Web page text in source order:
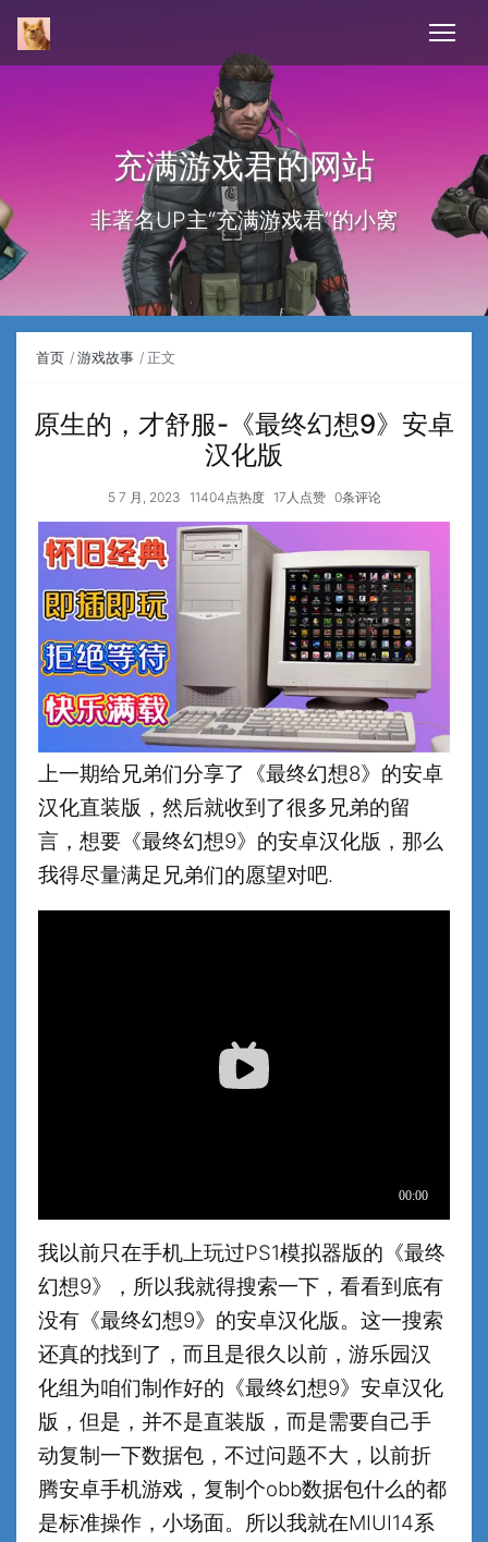
充满游戏君的网站
非著名UP主“充满游戏君”的小窝
首页 游戏故事 正文
原生的，才舒服-《最终幻想9》安卓
汉化版
5 7 月, 2023 11404点热度 17人点赞 0条评论
上一期给兄弟们分享了《最终幻想8》的安卓
汉化直装版，然后就收到了很多兄弟的留
言，想要《最终幻想9》的安卓汉化版，那么
我得尽量满足兄弟们的愿望对吧.
我以前只在手机上玩过PS1模拟器版的《最终
幻想9》，所以我就得搜索一下，看看到底有
没有《最终幻想9》的安卓汉化版。这一搜索
还真的找到了，而且是很久以前，游乐园汉
化组为咱们制作好的《最终幻想9》安卓汉化
版，但是，并不是直装版，而是需要自己手
动复制一下数据包，不过问题不大，以前折
腾安卓手机游戏，复制个obb数据包什么的都
是标准操作，小场面。所以我就在MIUI14系